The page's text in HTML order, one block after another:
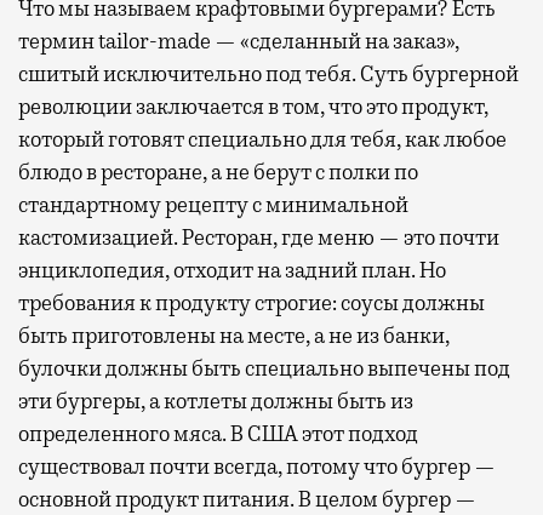
Что мы называем крафтовыми бургерами? Есть
термин tailor-made — «сделанный на заказ»,
сшитый исключительно под тебя. Суть бургерной
революции заключается в том, что это продукт,
который готовят специально для тебя, как любое
блюдо в ресторане, а не берут с полки по
стандартному рецепту с минимальной
кастомизацией. Ресторан, где меню — это почти
энциклопедия, отходит на задний план. Но
требования к продукту строгие: соусы должны
быть приготовлены на месте, а не из банки,
булочки должны быть специально выпечены под
эти бургеры, а котлеты должны быть из
определенного мяса. В США этот подход
существовал почти всегда, потому что бургер —
основной продукт питания. В целом бургер —